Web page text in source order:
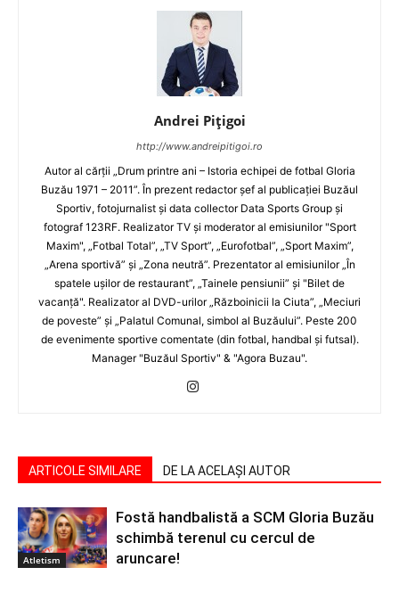
Andrei Pițigoi
http://www.andreipitigoi.ro
Autor al cărţii „Drum printre ani – Istoria echipei de fotbal Gloria
Buzău 1971 – 2011”. În prezent redactor şef al publicaţiei Buzăul
Sportiv, fotojurnalist şi data collector Data Sports Group şi
fotograf 123RF. Realizator TV şi moderator al emisiunilor "Sport
Maxim", „Fotbal Total”, „TV Sport”, „Eurofotbal”, „Sport Maxim”,
„Arena sportivă” şi „Zona neutră”. Prezentator al emisiunilor „În
spatele uşilor de restaurant”, „Tainele pensiunii” şi "Bilet de
vacanţă". Realizator al DVD-urilor „Războinicii la Ciuta”, „Meciuri
de poveste” şi „Palatul Comunal, simbol al Buzăului”. Peste 200
de evenimente sportive comentate (din fotbal, handbal şi futsal).
Manager "Buzăul Sportiv" & "Agora Buzau".
ARTICOLE SIMILARE DE LA ACELAȘI AUTOR
Atletism
Fostă handbalistă a SCM Gloria Buzău
schimbă terenul cu cercul de
aruncare!